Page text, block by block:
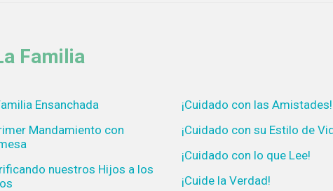
Familia
Ensanchada
Mandamiento con
nuestros Hijos a los
¡Cuidado con las Amistades!
¡Cuidado con su Estilo de
¡Cuidado con lo que Lee!
¡Cuide la Verdad!